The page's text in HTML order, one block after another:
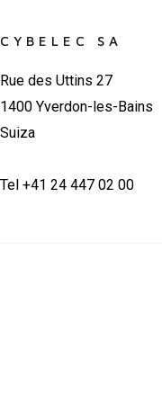
CYBELEC SA
Rue des Uttins 27
1400 Yverdon-les-Bains
Suiza
Tel +41 24 447 02 00